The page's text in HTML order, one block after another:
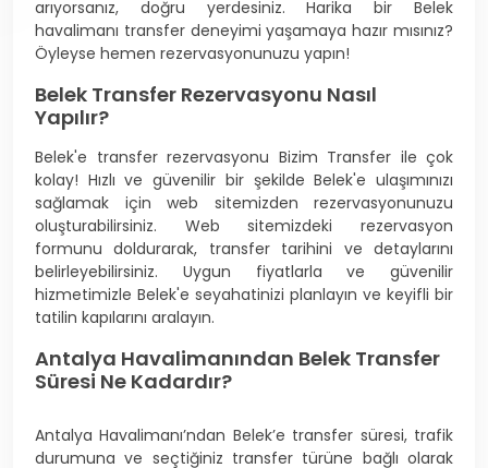
arıyorsanız, doğru yerdesiniz. Harika bir Belek
havalimanı transfer deneyimi yaşamaya hazır mısınız?
Öyleyse hemen rezervasyonunuzu yapın!
Belek Transfer Rezervasyonu Nasıl
Yapılır?
Belek'e transfer rezervasyonu Bizim Transfer ile çok
kolay! Hızlı ve güvenilir bir şekilde Belek'e ulaşımınızı
sağlamak için web sitemizden rezervasyonunuzu
oluşturabilirsiniz. Web sitemizdeki rezervasyon
formunu doldurarak, transfer tarihini ve detaylarını
belirleyebilirsiniz. Uygun fiyatlarla ve güvenilir
hizmetimizle Belek'e seyahatinizi planlayın ve keyifli bir
tatilin kapılarını aralayın.
Antalya Havalimanından Belek Transfer
Süresi Ne Kadardır?
Antalya Havalimanı’ndan Belek’e transfer süresi, trafik
durumuna ve seçtiğiniz transfer türüne bağlı olarak